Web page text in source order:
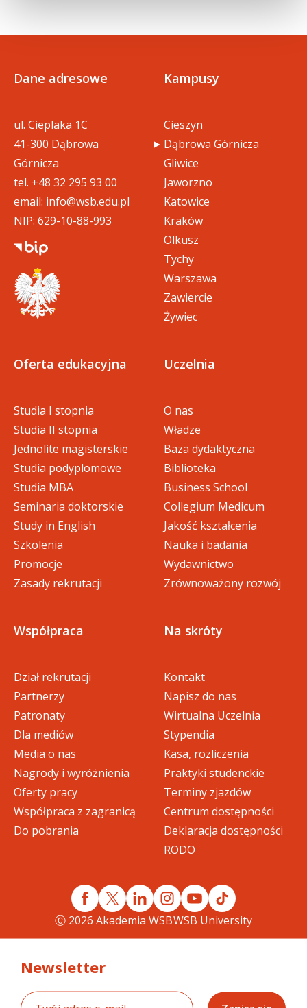
doc 01_jezyk_angielski_b2 (111 KB)
02_przedsiebiorczosc (119 KB)
doc
03_technologia_informacyjna (8
4 KB)
04_chmura_obliczeniowa_jako
_element_transformacji_cyfro
wej (35 KB)
docx
04_bezpieczenstwo_w_sieci_i_
wybrane_narzedzia_informaty
06_ochrona_wlasnosci_przemy
slowej_i_prawo_autorskie (78 K
B)
doc
07_warsztat_budowania_zespol
u (102 KB)
Dane adresowe
ul. Cieplaka 1C
41-300 Dąbrowa
Górnicza
tel. +48 32 295 93 00
email: info@wsb.edu.pl
NIP: 629-10-88-993
Kampusy
Cieszyn
Dąbrowa Górnicza
Gliwice
Jaworzno
Katowice
Kraków
Olkusz
Tychy
Warszawa
Zawiercie
Żywiec
Oferta edukacyjna
Studia I stopnia
Studia II stopnia
Jednolite magisterskie
Studia podyplomowe
Studia MBA
Seminaria doktorskie
Study in English
Szkolenia
Promocje
Zasady rekrutacji
Uczelnia
O nas
Władze
Baza dydaktyczna
Biblioteka
Business School
Collegium Medicum
Jakość kształcenia
Nauka i badania
Wydawnictwo
Zrównoważony rozwój
Współpraca
Dział rekrutacji
Partnerzy
Patronaty
Dla mediów
Media o nas
Nagrody i wyróżnienia
Oferty pracy
Współpraca z zagranicą
Do pobrania
Na skróty
Kontakt
Napisz do nas
Wirtualna Uczelnia
Stypendia
Kasa, rozliczenia
Praktyki studenckie
Terminy zjazdów
Centrum dostępności
Deklaracja dostępności
RODO
Ⓒ 2026 Akademia WSBWSB University
Newsletter